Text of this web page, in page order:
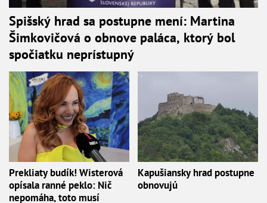
Spišský hrad sa postupne mení: Martina
Šimkovičová o obnove paláca, ktorý bol
spočiatku neprístupný
Prekliaty budík! Wisterová
opísala ranné peklo: Nič
nepomáha, toto musí
Kapušiansky hrad postupne
obnovujú